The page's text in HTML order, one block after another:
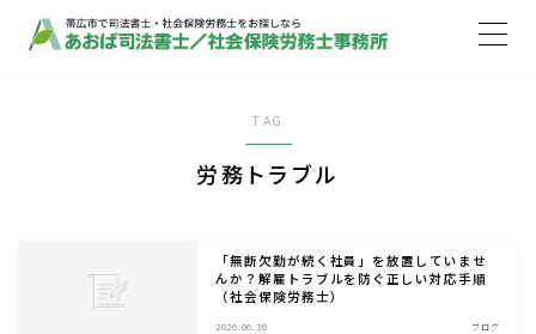
ご依頼の流れ
TAG
労務トラブル
「無断欠勤が続く社員」を放置していませ
んか？解雇トラブルを防ぐ正しい対応手順
（社会保険労務士）
2026.06.30 ブログ